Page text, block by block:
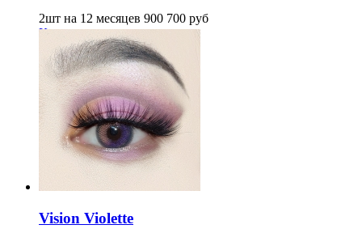
2шт на 12 месяцев 900 700 руб
Купить
Vision Violette